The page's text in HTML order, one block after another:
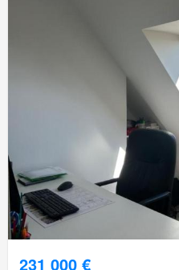
231 000 €